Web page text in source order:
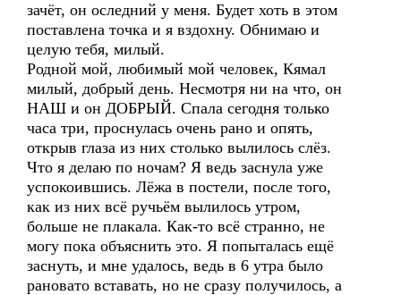
зачёт, он оследний у меня. Будет хоть в этом
поставлена точка и я вздохну. Обнимаю и
целую тебя, милый.
Родной мой, любимый мой человек, Кямал
милый, добрый день. Несмотря ни на что, он
НАШ и он ДОБРЫЙ. Спала сегодня только
часа три, проснулась очень рано и опять,
открыв глаза из них столько вылилось слёз.
Что я делаю по ночам? Я ведь заснула уже
успокоившись. Лёжа в постели, после того,
как из них всё ручьём вылилось утром,
больше не плакала. Как-то всё странно, не
могу пока объяснить это. Я попыталась ещё
заснуть, и мне удалось, ведь в 6 утра было
рановато вставать, но не сразу получилось, а